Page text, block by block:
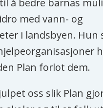
å bedre barnas
med vann- og
i landsbyen. Hun
Plan forlot dem.
oss slik Plan